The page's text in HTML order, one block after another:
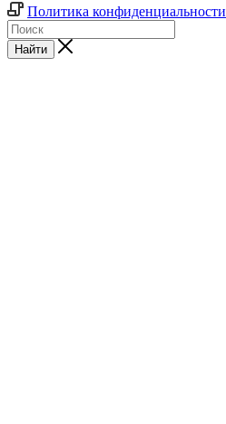
Политика конфиденциальности
Найти